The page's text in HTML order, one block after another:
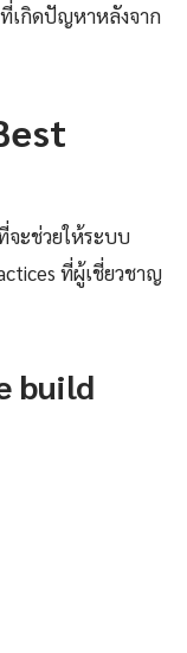
เกิดปัญหาหลังจาก
จะช่วยให้ระบบ
ที่ผู้เชี่ยวชาญ
build